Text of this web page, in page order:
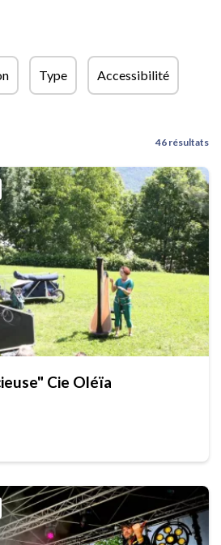
Type Accessibilité
46 résultats
Cie Oléïa